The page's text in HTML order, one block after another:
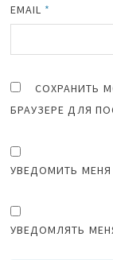
EMAIL *
СОХРАНИТЬ
БРАУЗЕРЕ ДЛЯ
УВЕДОМИТЬ МЕНЯ
УВЕДОМЛЯТЬ